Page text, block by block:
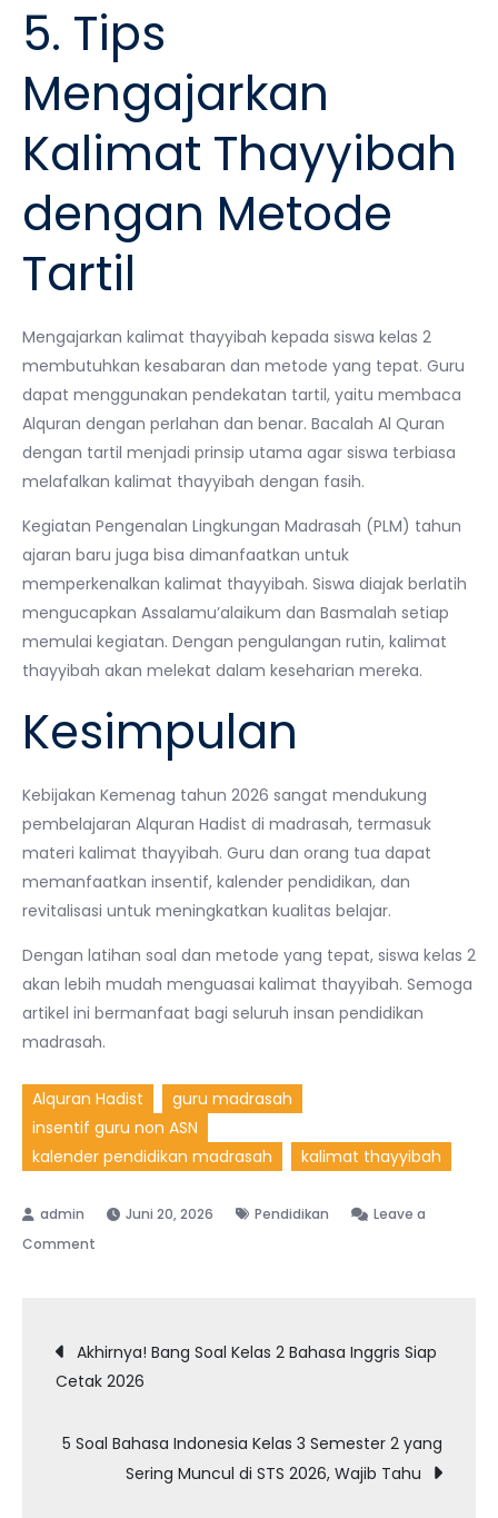
5. Tips
Mengajarkan
Kalimat Thayyibah
dengan Metode
Tartil
Mengajarkan kalimat thayyibah kepada siswa kelas 2
membutuhkan kesabaran dan metode yang tepat. Guru
dapat menggunakan pendekatan tartil, yaitu membaca
Alquran dengan perlahan dan benar. Bacalah Al Quran
dengan tartil menjadi prinsip utama agar siswa terbiasa
melafalkan kalimat thayyibah dengan fasih.
Kegiatan Pengenalan Lingkungan Madrasah (PLM) tahun
ajaran baru juga bisa dimanfaatkan untuk
memperkenalkan kalimat thayyibah. Siswa diajak berlatih
mengucapkan Assalamu’alaikum dan Basmalah setiap
memulai kegiatan. Dengan pengulangan rutin, kalimat
thayyibah akan melekat dalam keseharian mereka.
Kesimpulan
Kebijakan Kemenag tahun 2026 sangat mendukung
pembelajaran Alquran Hadist di madrasah, termasuk
materi kalimat thayyibah. Guru dan orang tua dapat
memanfaatkan insentif, kalender pendidikan, dan
revitalisasi untuk meningkatkan kualitas belajar.
Dengan latihan soal dan metode yang tepat, siswa kelas 2
akan lebih mudah menguasai kalimat thayyibah. Semoga
artikel ini bermanfaat bagi seluruh insan pendidikan
madrasah.
Alquran Hadist
guru madrasah
insentif guru non ASN
kalender pendidikan madrasah
kalimat thayyibah
Juni 20, 2026 Pendidikan
Leave a
Comment
Bani:
Bang
Alquran
Hadist
Navigasi
pos
Akhirnya! Bang Soal Kelas 2 Bahasa Inggris Siap
Cetak 2026
5 Soal Bahasa Indonesia Kelas 3 Semester 2 yang
Sering Muncul di STS 2026, Wajib Tahu